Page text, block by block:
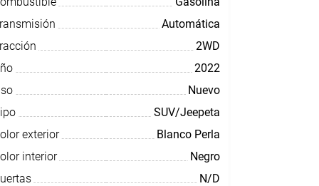
Automática
2WD
2022
Nuevo
SUV/Jeepeta
exterior
Blanco Perla
interior
Negro
N/D